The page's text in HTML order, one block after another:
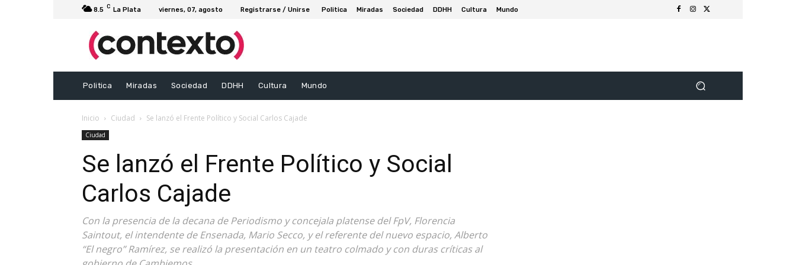
8.5 C La Plata viernes, 07, agosto Registrarse / Unirse Politica Miradas Sociedad DDHH Cultura Mundo
Politica Miradas Sociedad DDHH Cultura Mundo
Inicio Ciudad Se lanzó el Frente Político y Social Carlos Cajade
Ciudad
Se lanzó el Frente Político y Social
Carlos Cajade
Con la presencia de la decana de Periodismo y concejala platense del FpV, Florencia
Saintout, el intendente de Ensenada, Mario Secco, y el referente del nuevo espacio, Alberto
“El negro” Ramírez, se realizó la presentación en un teatro colmado y con duras críticas al